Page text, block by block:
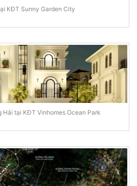
KĐT Sunny Garden City
tại KĐT Vinhomes Ocean Park